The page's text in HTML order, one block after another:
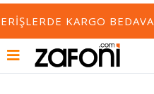
KARGO BEDAVA
Filtrele